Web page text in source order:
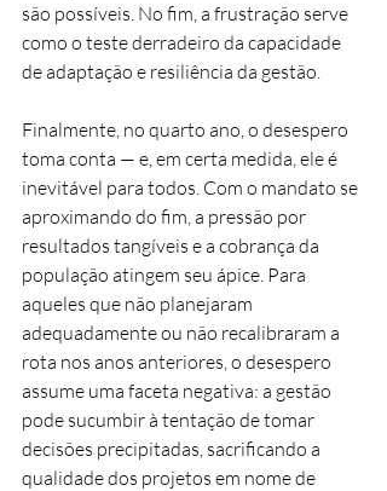
são possíveis. No fim, a frustração serve
como o teste derradeiro da capacidade
de adaptação e resiliência da gestão.
Finalmente, no quarto ano, o desespero
toma conta — e, em certa medida, ele é
inevitável para todos. Com o mandato se
aproximando do fim, a pressão por
resultados tangíveis e a cobrança da
população atingem seu ápice. Para
aqueles que não planejaram
adequadamente ou não recalibraram a
rota nos anos anteriores, o desespero
assume uma faceta negativa: a gestão
pode sucumbir à tentação de tomar
decisões precipitadas, sacrificando a
qualidade dos projetos em nome de